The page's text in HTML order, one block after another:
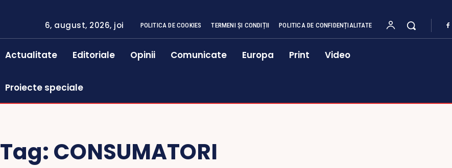
6, august, 2026, joi POLITICA DE COOKIES TERMENI ȘI CONDIȚII POLITICA DE CONFIDENȚIALITATE
Actualitate Editoriale Opinii Comunicate Europa Print Video
Proiecte speciale
Tag: CONSUMATORI